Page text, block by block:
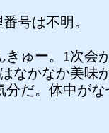
号は不明。
きゅー。1次会
なかなか美味
分だ。体中が